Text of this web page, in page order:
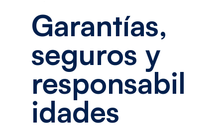
Garantías,
seguros y
responsabil
idades